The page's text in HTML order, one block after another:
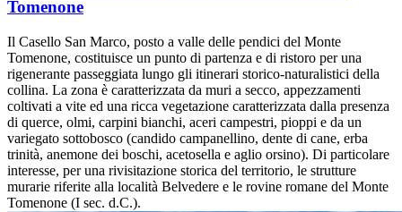
Tomenone
Il Casello San Marco, posto a valle delle pendici del Monte
Tomenone, costituisce un punto di partenza e di ristoro per una
rigenerante passeggiata lungo gli itinerari storico-naturalistici della
collina. La zona è caratterizzata da muri a secco, appezzamenti
coltivati a vite ed una ricca vegetazione caratterizzata dalla presenza
di querce, olmi, carpini bianchi, aceri campestri, pioppi e da un
variegato sottobosco (candido campanellino, dente di cane, erba
trinità, anemone dei boschi, acetosella e aglio orsino). Di particolare
interesse, per una rivisitazione storica del territorio, le strutture
murarie riferite alla località Belvedere e le rovine romane del Monte
Tomenone (I sec. d.C.).